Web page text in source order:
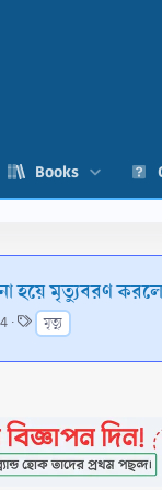
Books
হয়ে মৃত্যুবরণ
T
a
g
মৃত্যু